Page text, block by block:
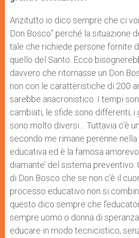
Anzitutto io dico sempre che ci
Don Bosco” perché la situazione
tale che richiede persone fornite
quello del Santo. Ecco
davvero che ritornasse un Don
non con le caratteristiche di 200
sarebbe anacronistico. I tempi
cambiati, le sfide sono differenti, i
sono molto diversi… Tuttavia c’è
secondo me rimane perenne nella
educativa ed è la famosa
diamante’ del sistema preventivo.
di Don Bosco che se non c’è il
processo educativo non si
questo dico sempre che
sempre uomo o donna di
educare in modo tecnicistico,